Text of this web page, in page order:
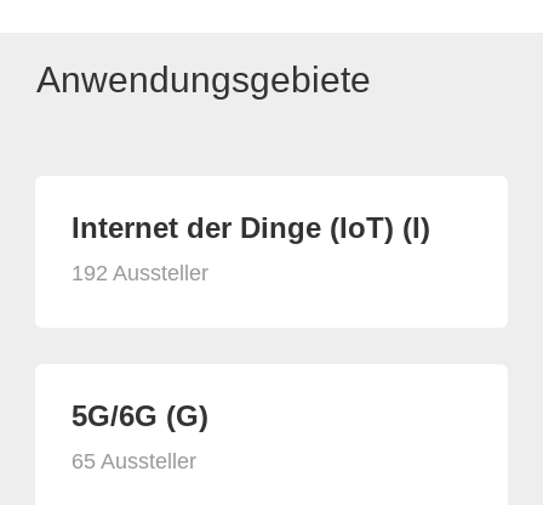
Anwendungsgebiete
Internet der Dinge (IoT) (I)
192 Aussteller
5G/6G (G)
65 Aussteller